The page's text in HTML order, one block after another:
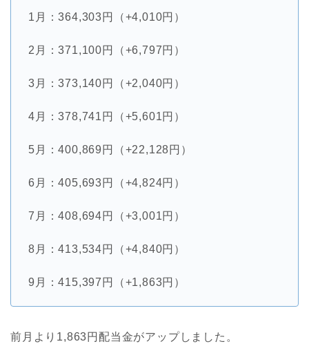
1月：364,303円（+4,010円）
2月：371,100円（+6,797円）
3月：373,140円（+2,040円）
4月：378,741円（+5,601円）
5月：400,869円（+22,128円）
6月：405,693円（+4,824円）
7月：408,694円（+3,001円）
8月：413,534円（+4,840円）
9月：415,397円（+1,863円）
前月より1,863円配当金がアップしました。